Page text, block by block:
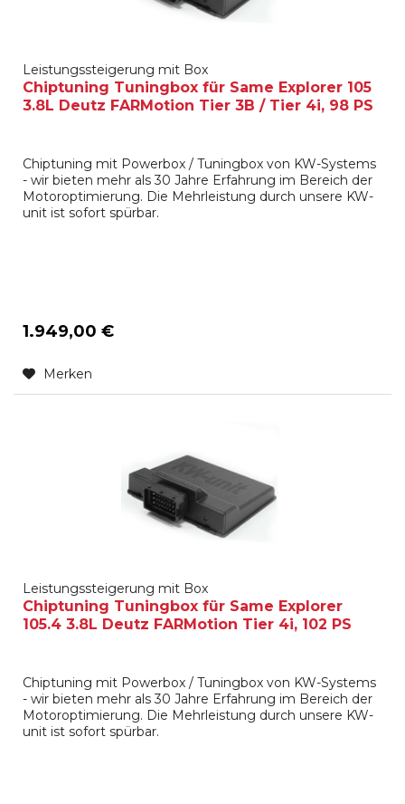
Leistungssteigerung mit Box
Chiptuning Tuningbox für Same Explorer 105
3.8L Deutz FARMotion Tier 3B / Tier 4i, 98 PS
Chiptuning mit Powerbox / Tuningbox von KW-Systems
- wir bieten mehr als 30 Jahre Erfahrung im Bereich der
Motoroptimierung. Die Mehrleistung durch unsere KW-
unit ist sofort spürbar.
1.949,00 €
Merken
Leistungssteigerung mit Box
Chiptuning Tuningbox für Same Explorer
105.4 3.8L Deutz FARMotion Tier 4i, 102 PS
Chiptuning mit Powerbox / Tuningbox von KW-Systems
- wir bieten mehr als 30 Jahre Erfahrung im Bereich der
Motoroptimierung. Die Mehrleistung durch unsere KW-
unit ist sofort spürbar.